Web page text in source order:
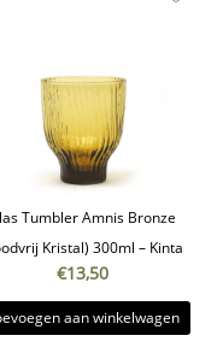
Tumbler Amnis Bronze
Kristal) 300ml – Kinta
€13,50
aan winkelwagen